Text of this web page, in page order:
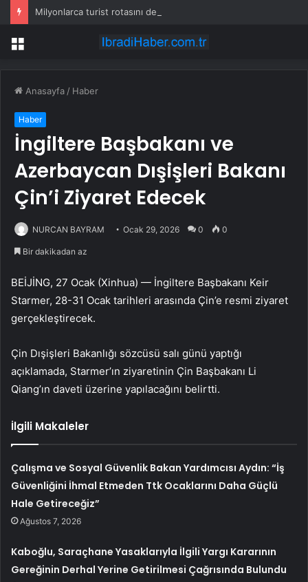
Menü
Anasayfa / Haber
Haber
İngiltere Başbakanı ve
Azerbaycan Dışişleri Bakanı
Çin’i Ziyaret Edecek
NURCAN BAYRAM Ocak 29, 2026 0 0
Bir dakikadan az
BEİJİNG, 27 Ocak (Xinhua) — İngiltere Başbakanı Keir
Starmer, 28-31 Ocak tarihleri arasında Çin’e resmi ziyaret
gerçekleştirecek.
Çin Dışişleri Bakanlığı sözcüsü salı günü yaptığı
açıklamada, Starmer’ın ziyaretinin Çin Başbakanı Li
Qiang’ın daveti üzerine yapılacağını belirtti.
İlgili Makaleler
Çalışma ve Sosyal Güvenlik Bakan Yardımcısı Aydın: “İş
Güvenliğini İhmal Etmeden Ttk Ocaklarını Daha Güçlü
Hale Getireceğiz”
Ağustos 7, 2026
Kaboğlu, Saraçhane Yasaklarıyla İlgili Yargı Kararının
Gereğinin Derhal Yerine Getirilmesi Çağrısında Bulundu